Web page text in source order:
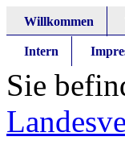
Willkommen
Intern
Sie